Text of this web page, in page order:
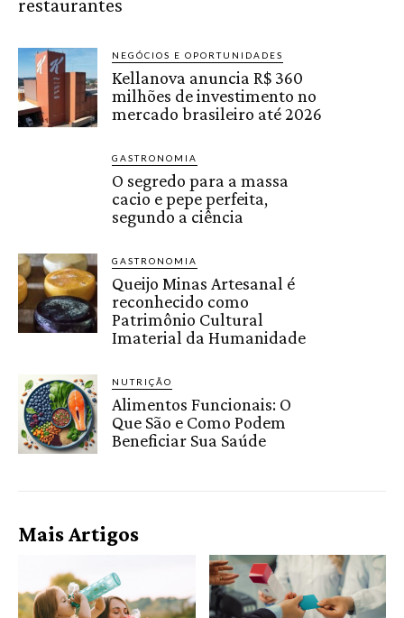
restaurantes
NEGÓCIOS E OPORTUNIDADES
Kellanova anuncia R$ 360
milhões de investimento no
mercado brasileiro até 2026
GASTRONOMIA
O segredo para a massa
cacio e pepe perfeita,
segundo a ciência
GASTRONOMIA
Queijo Minas Artesanal é
reconhecido como
Patrimônio Cultural
Imaterial da Humanidade
NUTRIÇÃO
Alimentos Funcionais: O
Que São e Como Podem
Beneficiar Sua Saúde
Mais Artigos